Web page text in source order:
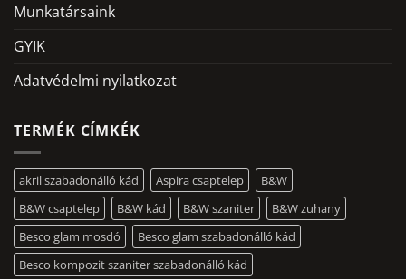
Munkatársaink
GYIK
Adatvédelmi nyilatkozat
TERMÉK CÍMKÉK
akril szabadonálló kád Aspira csaptelep
B&W
B&W csaptelep
B&W kád B&W szaniter
B&W zuhany
Besco glam mosdó
Besco glam szabadonálló kád
Besco kompozit szaniter szabadonálló kád